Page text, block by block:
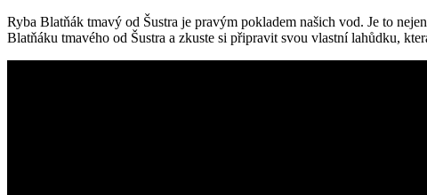
Ryba Blatňák tmavý od Šustra je pravým pokladem našich vod. Je to
Blatňáku tmavého od Šustra a zkuste si připravit svou vlastní lahůdku,